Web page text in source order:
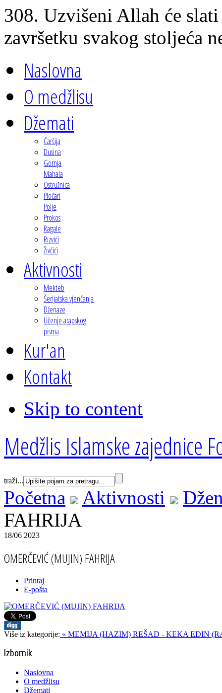
308. Uzvišeni Allah će
završetku svakog stoljeća
Naslovna
O medžlisu
Džemati
Čaršija
Dusina
Gornja
Mahala
Ostružnica
Pločari
Polje
Prokos
Ragale
Rizvići
Živčići
Aktivnosti
Mekteb
Šerijatska vjenčanja
Dženaze
Učenje arapskog
pisma
Kur'an
Kontakt
Skip to content
Medžlis Islamske zajednice
traži...
Početna Aktivnosti
FAHRIJA
18/06 2023
OMERČEVIĆ (MUJIN) FAHRIJA
Printaj
E-pošta
Više iz kategorije: « MEMIJA (HAZIM) REŠAD - KEKA EDIN
Izbornik
Naslovna
O medžlisu
Džemati